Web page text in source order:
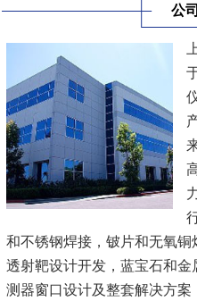
公
和不锈钢焊接，铍片和无氧
透射靶设计开发，蓝宝石和
测器窗口设计及整套解决方